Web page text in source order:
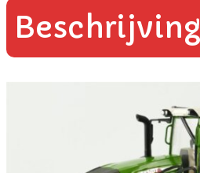
Beschrijving